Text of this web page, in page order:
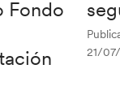
Fondo
21/